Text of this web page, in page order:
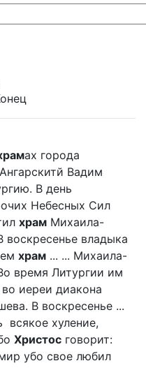
ах города
Вадим
В день
Небесных Сил
храм Михаила-
воскресенье владыка
храм ... ... Михаила-
время Литургии им
во иереи диакона
В воскресенье ...
всякое хуление,
Христос говорит:
убо свое любил